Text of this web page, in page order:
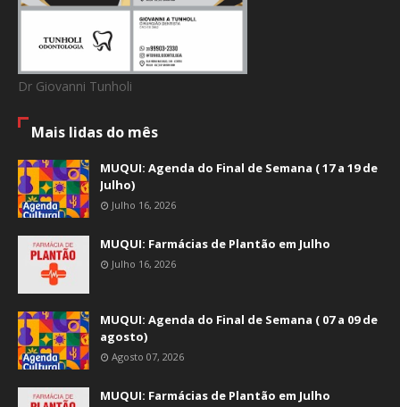
Dr Giovanni Tunholi
Mais lidas do mês
MUQUI: Agenda do Final de Semana ( 17 a 19 de
Julho)
Julho 16, 2026
MUQUI: Farmácias de Plantão em Julho
Julho 16, 2026
MUQUI: Agenda do Final de Semana ( 07 a 09 de
agosto)
Agosto 07, 2026
MUQUI: Farmácias de Plantão em Julho